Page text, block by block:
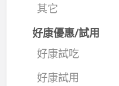
其它
好康優惠/試用
好康試吃
好康試用